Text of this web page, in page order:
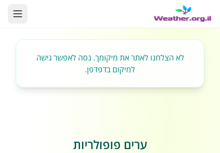
לא הצלחנו לאתר את מיקומך. נסה לאפשר גישה
למיקום בדפדפן.
ערים פופולריות